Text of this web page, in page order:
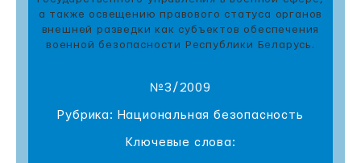
а также освещению правового статуса органов
внешней разведки как субъектов обеспечения
военной безопасности Республики Беларусь.
№3/2009
Рубрика: Национальная безопасность
Ключевые слова: